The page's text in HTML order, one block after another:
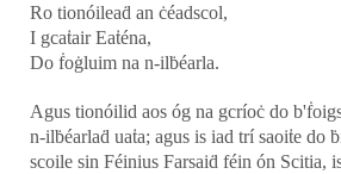
Ro tionóileaḋ an ċéadscol,
I gcaṫair Eaṫéna,
Do ḟoġluim na n-ilḃéarla.
Agus tionóilid aos óg na gcríoċ do
n-ilḃéarlaḋ uaṫa; agus is iad trí saoiṫe do
scoile sin Féinius Farsaiḋ féin ón Scitia,